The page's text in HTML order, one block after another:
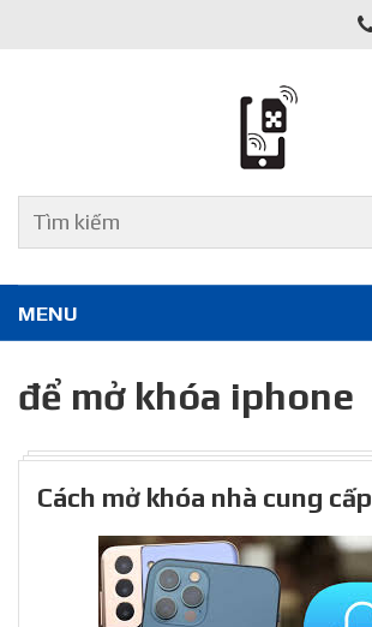
MENU
để mở khóa iphone
Cách mở khóa nhà cung cấp